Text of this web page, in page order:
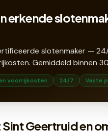
erkende
slotenmaker —
Gemiddeld binnen 30
voorrijkosten 24/7 Vaste
Sint Geertruid en